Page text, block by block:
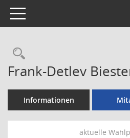
Toggle navigation
Rechercheauswahl
Frank-Detlev
Informationen
aktuelle